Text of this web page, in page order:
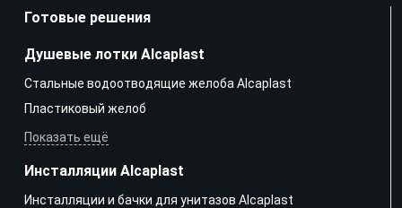
Готовые решения
Душевые лотки Alcaplast
Стальные водоотводящие желоба Alcaplast
Пластиковый желоб
Показать ещё
Инсталляции Alcaplast
Инсталляции и бачки для унитазов Alcaplast